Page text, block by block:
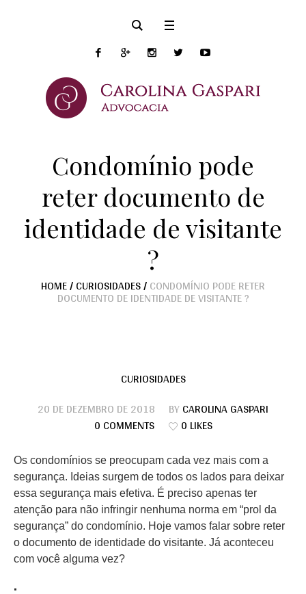
Condomínio pode
reter documento de
identidade de visitante
?
HOME/CURIOSIDADES/CONDOMÍNIO PODE RETER
DOCUMENTO DE IDENTIDADE DE VISITANTE ?
CURIOSIDADES
20 DE DEZEMBRO DE 2018
BYCAROLINA GASPARI
0 COMMENTS
0 LIKES
Os condomínios se preocupam cada vez mais com a
segurança. Ideias surgem de todos os lados para deixar
essa segurança mais efetiva. É preciso apenas ter
atenção para não infringir nenhuma norma em “prol da
segurança” do condomínio. Hoje vamos falar sobre reter
o documento de identidade do visitante. Já aconteceu
com você alguma vez?